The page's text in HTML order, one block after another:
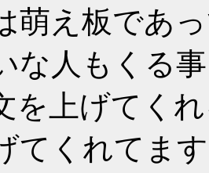
萌え板であ
な人もくる
を上げてく
てくれてま